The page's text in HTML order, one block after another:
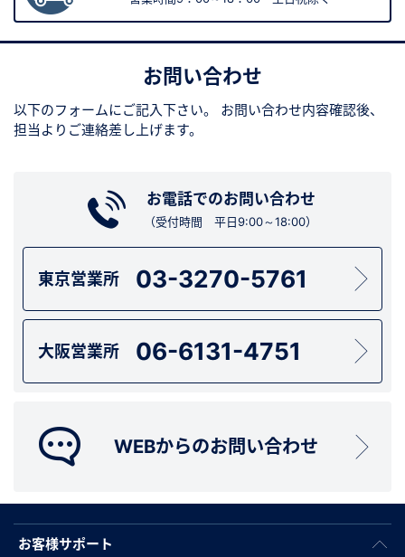
お問い合わせ
以下のフォームにご記入下さい。
お問い合わせ内容確認後、
担当よりご連絡差し上げます。
お電話でのお問い合わせ
（受付時間 平日9:00～18:00）
東京営業所 03-3270-5761
大阪営業所 06-6131-4751
WEBからのお問い合わせ
お客様サポート